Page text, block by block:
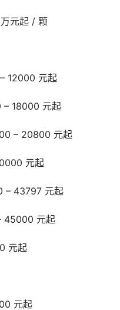
元起 / 颗
12000 元起
– 18000 元起
– 20800 元起
元起
– 43797 元起
45000 元起
元起
元起